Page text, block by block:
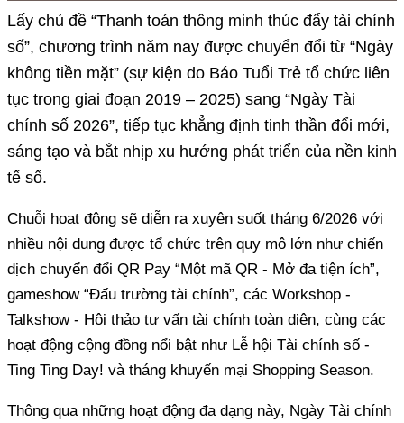
Lấy chủ đề “Thanh toán thông minh thúc đẩy tài chính
số”, chương trình năm nay được chuyển đổi từ “Ngày
không tiền mặt” (sự kiện do Báo Tuổi Trẻ tổ chức liên
tục trong giai đoạn 2019 – 2025) sang “Ngày Tài
chính số 2026”, tiếp tục khẳng định tinh thần đổi mới,
sáng tạo và bắt nhịp xu hướng phát triển của nền kinh
tế số.
Chuỗi hoạt động sẽ diễn ra xuyên suốt tháng 6/2026 với
nhiều nội dung được tổ chức trên quy mô lớn như chiến
dịch chuyển đổi QR Pay “Một mã QR - Mở đa tiện ích”,
gameshow “Đấu trường tài chính”, các Workshop -
Talkshow - Hội thảo tư vấn tài chính toàn diện, cùng các
hoạt động cộng đồng nổi bật như Lễ hội Tài chính số -
Ting Ting Day! và tháng khuyến mại Shopping Season.
Thông qua những hoạt động đa dạng này, Ngày Tài chính